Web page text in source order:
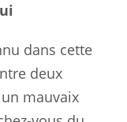
dans cette
deux
mauvaix